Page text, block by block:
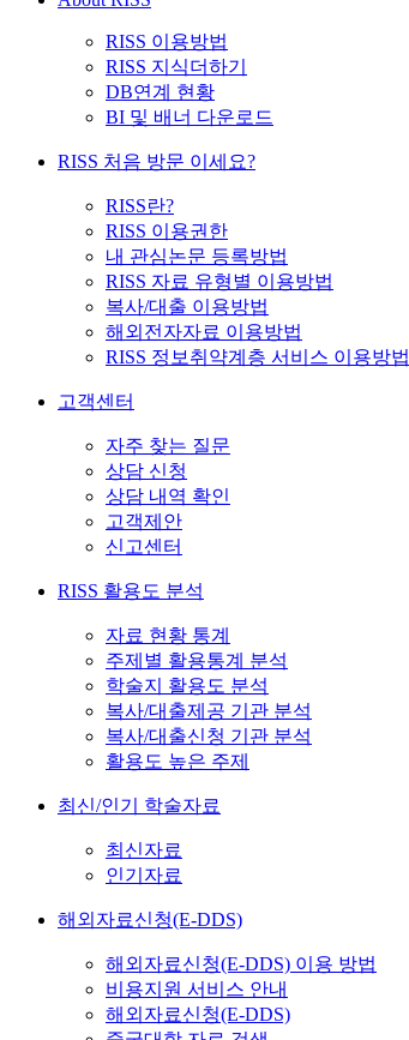
RISS 이용방법
RISS 지식더하기
DB연계 현황
BI 및 배너 다운로드
RISS 처음 방문 이세요?
RISS란?
RISS 이용권한
내 관심논문 등록방법
RISS 자료 유형별 이용방법
복사/대출 이용방법
해외전자자료 이용방법
RISS 정보취약계층 서비스 이용방법
고객센터
자주 찾는 질문
상담 신청
상담 내역 확인
고객제안
신고센터
RISS 활용도 분석
자료 현황 통계
주제별 활용통계 분석
학술지 활용도 분석
복사/대출제공 기관 분석
복사/대출신청 기관 분석
활용도 높은 주제
최신/인기 학술자료
최신자료
인기자료
해외자료신청(E-DDS)
해외자료신청(E-DDS) 이용 방법
비용지원 서비스 안내
해외자료신청(E-DDS)